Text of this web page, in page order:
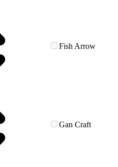
Fish Arrow
Gan Craft